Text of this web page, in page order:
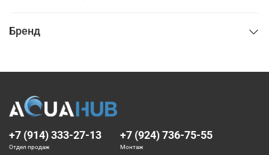
Бренд
+7 (914) 333-27-13
Отдел продаж
+7 (924) 736-75-55
Монтаж